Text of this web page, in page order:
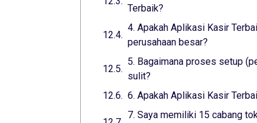
Terbaik?
4. Apakah Aplikasi Kasir
perusahaan besar?
5. Bagaimana proses setup
sulit?
6. Apakah Aplikasi Kasir
7. Saya memiliki 15 cabang